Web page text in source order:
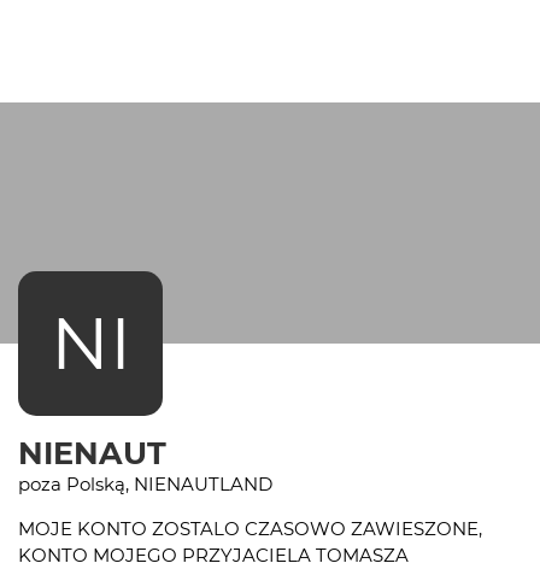
NI
NIENAUT
poza Polską, NIENAUTLAND
MOJE KONTO ZOSTALO CZASOWO ZAWIESZONE,
KONTO MOJEGO PRZYJACIELA TOMASZA